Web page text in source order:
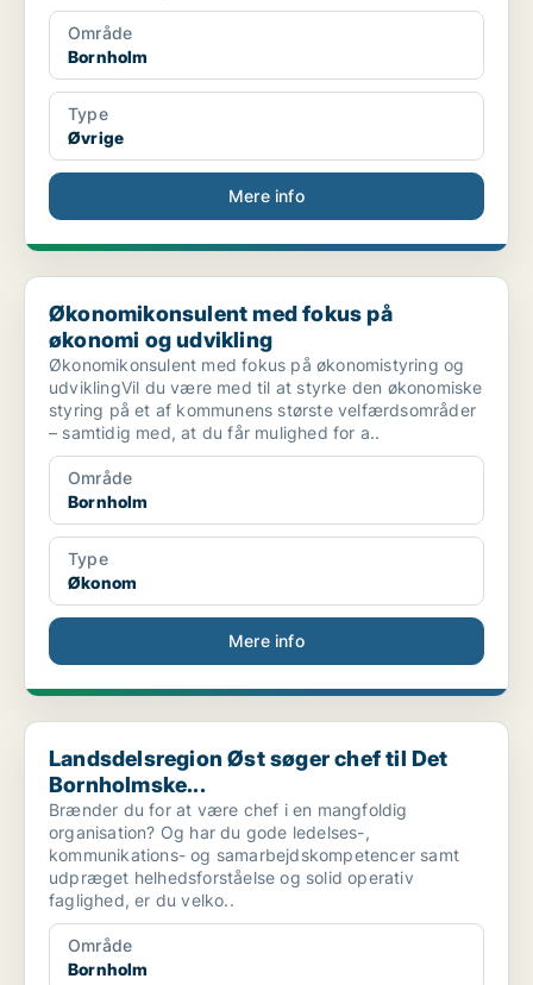
Område
Bornholm
Type
Øvrige
Mere info
Økonomikonsulent med fokus på økonomi og udvikling
Økonomikonsulent med fokus på
økonomi og udvikling
Økonomikonsulent med fokus på økonomistyring og
udviklingVil du være med til at styrke den økonomiske
styring på et af kommunens største velfærdsområder
– samtidig med, at du får mulighed for a..
Område
Bornholm
Type
Økonom
Mere info
Landsdelsregion Øst søger chef til Det Bornholmske...
Landsdelsregion Øst søger chef til Det
Bornholmske...
Brænder du for at være chef i en mangfoldig
organisation? Og har du gode ledelses-,
kommunikations- og samarbejdskompetencer samt
udpræget helhedsforståelse og solid operativ
faglighed, er du velko..
Område
Bornholm